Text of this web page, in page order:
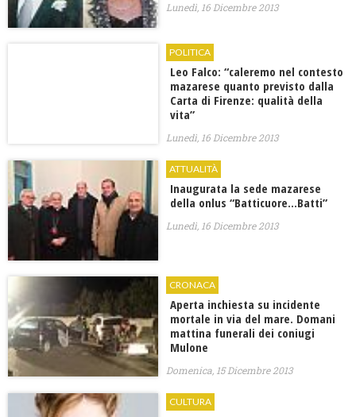
Lunedì, 16 Dicembre 2013
POLITICA
Leo Falco: “caleremo nel contesto
mazarese quanto previsto dalla
Carta di Firenze: qualità della
vita”
Lunedì, 16 Dicembre 2013
ATTUALITÀ
Inaugurata la sede mazarese
della onlus “Batticuore…Batti”
Lunedì, 16 Dicembre 2013
CRONACA
Aperta inchiesta su incidente
mortale in via del mare. Domani
mattina funerali dei coniugi
Mulone
Domenica, 15 Dicembre 2013
CULTURA